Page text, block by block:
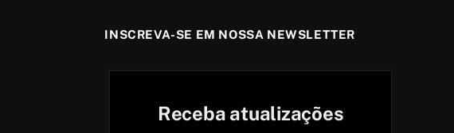
INSCREVA-SE EM NOSSA NEWSLETTER
Receba atualizações